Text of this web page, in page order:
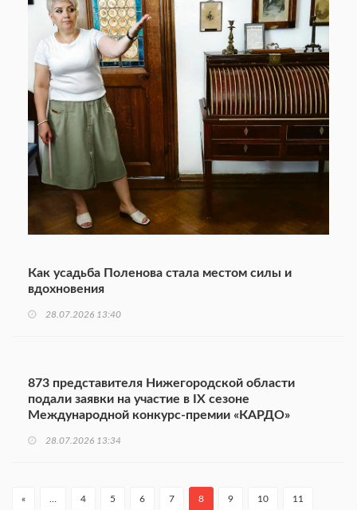
Как усадьба Поленова стала местом силы и
вдохновения
28.07.2026 13:40
873 представителя Нижегородской области
подали заявки на участие в IX сезоне
Международной конкурс-премии «КАРДО»
28.07.2026 13:34
« … 4 5 6 7 8 9 10 11